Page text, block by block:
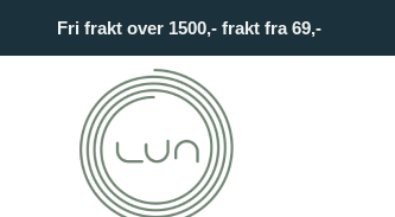
Fri frakt over 1500,- frakt fra 69,-